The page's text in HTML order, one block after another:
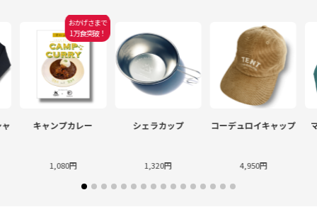
おかげさまで
1万食突破！
キャンプカレー
1,080円
シェラカップ
1,320円
コーデュロイキャップ
4,950円